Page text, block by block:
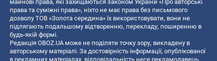
майнові права, які захищаються законом України «Про авторські
права та суміжні права», ніхто не має права без письмового
дозволу ТОВ «Золота середина» їх використовувати, вони не
підлягають подальшому відтворенню, перекладу, поширенню в
будь-якій формі.
Редакція OBOZ.UA може не поділяти точку зору, викладену в
авторському матеріалі. За достовірність інформації, опублікованої
в рекламних матеріалах, відповідальність несе рекламодавець.